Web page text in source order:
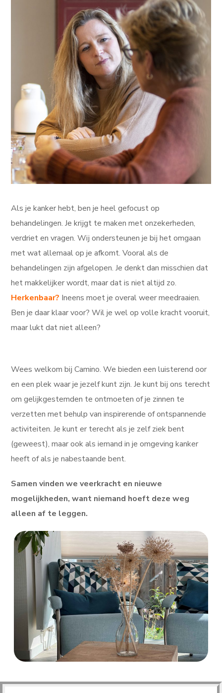
Als je kanker hebt, ben je heel gefocust op
behandelingen. Je krijgt te maken met onzekerheden,
verdriet en vragen. Wij ondersteunen je bij het omgaan
met wat allemaal op je afkomt. Vooral als de
behandelingen zijn afgelopen. Je denkt dan misschien dat
het makkelijker wordt, maar dat is niet altijd zo.
Herkenbaar? Ineens moet je overal weer meedraaien.
Ben je daar klaar voor? Wil je wel op volle kracht vooruit,
maar lukt dat niet alleen?
Wees welkom bij Camino. We bieden een luisterend oor
en een plek waar je jezelf kunt zijn. Je kunt bij ons terecht
om gelijkgestemden te ontmoeten of je zinnen te
verzetten met behulp van inspirerende of ontspannende
activiteiten. Je kunt er terecht als je zelf ziek bent
(geweest), maar ook als iemand in je omgeving kanker
heeft of als je nabestaande bent.
Samen vinden we veerkracht en nieuwe
mogelijkheden, want niemand hoeft deze weg
alleen af te leggen.